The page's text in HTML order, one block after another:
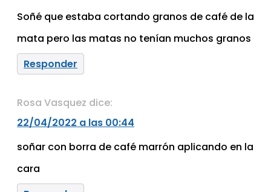
Soñé que estaba cortando granos de café de la
mata pero las matas no tenían muchos granos
Responder
Rosa Vasquez dice:
22/04/2022 a las 00:44
soñar con borra de café marrón aplicando en la
cara